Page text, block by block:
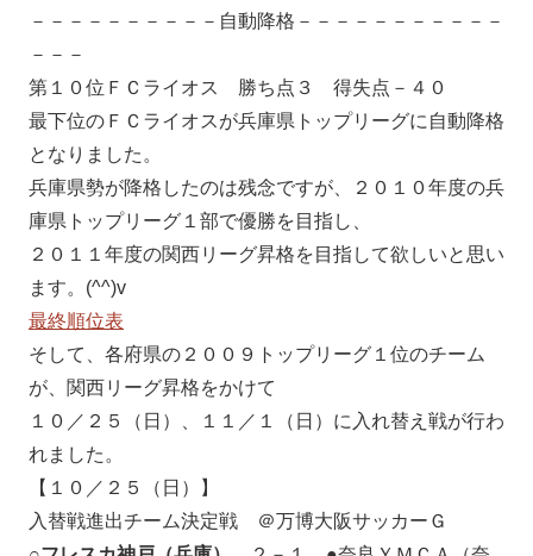
－－－－－－－－－－自動降格－－－－－－－－－－－
－－－
第１０位ＦＣライオス 勝ち点３ 得失点－４０
最下位のＦＣライオスが兵庫県トップリーグに自動降格
となりました。
兵庫県勢が降格したのは残念ですが、２０１０年度の兵
庫県トップリーグ１部で優勝を目指し、
２０１１年度の関西リーグ昇格を目指して欲しいと思い
ます。(^^)v
最終順位表
そして、各府県の２００９トップリーグ１位のチーム
が、関西リーグ昇格をかけて
１０／２５（日）、１１／１（日）に入れ替え戦が行わ
れました。
【１０／２５（日）】
入替戦進出チーム決定戦 ＠万博大阪サッカーＧ